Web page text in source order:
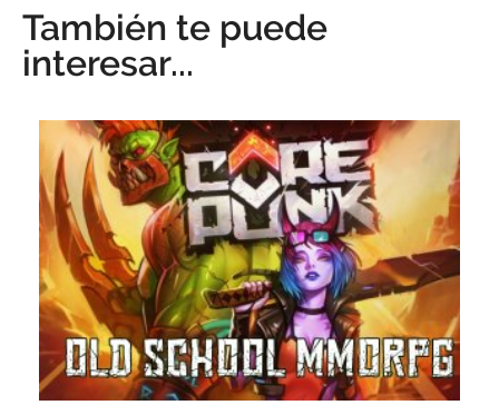
También te puede
interesar...